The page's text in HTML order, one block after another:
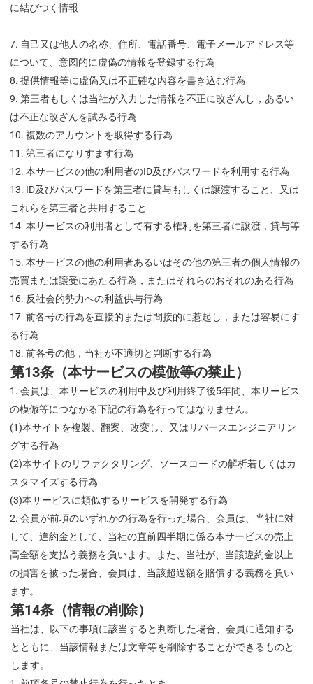
に結びつく情報
自己又は他人の名称、住所、電話番号、電子メールアドレス等
について、意図的に虚偽の情報を登録する行為
提供情報等に虚偽又は不正確な内容を書き込む行為
第三者もしくは当社が入力した情報を不正に改ざんし，あるい
は不正な改ざんを試みる行為
複数のアカウントを取得する行為
第三者になりすます行為
本サービスの他の利用者のID及びパスワードを利用する行為
ID及びパスワードを第三者に貸与もしくは譲渡すること、又は
これらを第三者と共用すること
本サービスの利用者として有する権利を第三者に譲渡，貸与等
する行為
本サービスの他の利用者あるいはその他の第三者の個人情報の
売買または譲受にあたる行為，またはそれらのおそれのある行為
反社会的勢力への利益供与行為
前各号の行為を直接的または間接的に惹起し，または容易にす
る行為
前各号の他，当社が不適切と判断する行為
第13条（本サービスの模倣等の禁止）
会員は、本サービスの利用中及び利用終了後5年間、本サービス
の模倣等につながる下記の行為を行ってはなりません。
(1)本サイトを複製、翻案、改変し、又はリバースエンジニアリン
グする行為
(2)本サイトのリファクタリング、ソースコードの解析若しくはカ
スタマイズする行為
(3)本サービスに類似するサービスを開発する行為
会員が前項のいずれかの行為を行った場合、会員は、当社に対
して、違約金として、当社の直前四半期に係る本サービスの売上
高全額を支払う義務を負います。また、当社が、当該違約金以上
の損害を被った場合、会員は、当該超過額を賠償する義務を負い
ます。
第14条（情報の削除）
当社は、以下の事項に該当すると判断した場合、会員に通知する
とともに、当該情報または文章等を削除することができるものと
します。